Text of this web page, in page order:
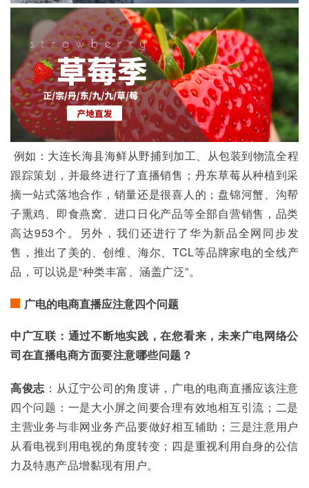
例如：大连长海县海鲜从野捕到加工、从包装到物流全程
跟踪策划，并最终进行了直播销售；丹东草莓从种植到采
摘一站式落地合作，销量还是很喜人的；盘锦河蟹、沟帮
子熏鸡、即食燕窝、进口日化产品等全部自营销售，品类
高达953个。另外，我们还进行了华为新品全网同步发
售，推出了美的、创维、海尔、TCL等品牌家电的全线产
品，可以说是“种类丰富、涵盖广泛”。
广电的电商直播应注意四个问题
中广互联：通过不断地实践，在您看来，未来广电网络公
司在直播电商方面要注意哪些问题？
高俊志 ：从辽宁公司的角度讲，广电的电商直播应该注意
四个问题：一是大小屏之间要合理有效地相互引流；二是
主营业务与非网业务产品要做好相互辅助；三是注意用户
从看电视到用电视的角度转变；四是重视利用自身的公信
力及特惠产品增黏现有用户。